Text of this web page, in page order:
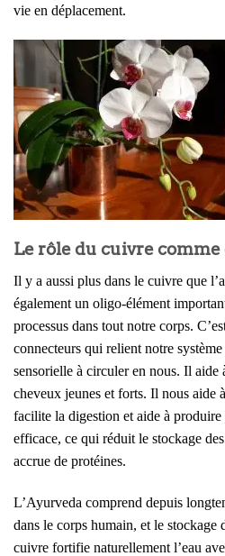
vie en déplacement.
Le rôle du cuivre
Il y a aussi plus dans le cuivre que
également un oligo-élément
processus dans tout notre corps.
connecteurs qui relient notre
sensorielle à circuler en nous. Il aide
cheveux jeunes et forts. Il nous aide
facilite la digestion et aide à produire
efficace, ce qui réduit le stockage
accrue de protéines.
L’Ayurveda comprend depuis
dans le corps humain, et le stockage
cuivre fortifie naturellement l’eau